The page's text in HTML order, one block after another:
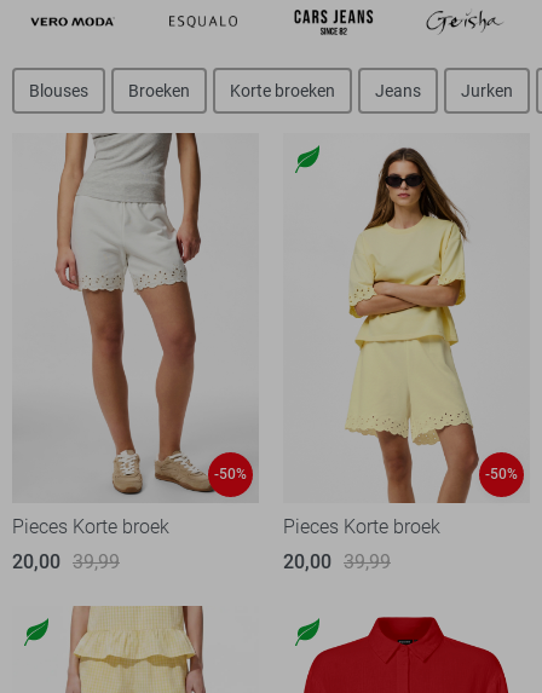
Blouses Broeken Korte broeken Jeans Jurken
-50%
Pieces Korte broek
20,00 39,99
-50%
Pieces Korte broek
20,00 39,99